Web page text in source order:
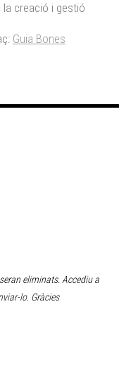
la creació i gestió
Guia Bones
eliminats. Accediu a
-lo. Gràcies